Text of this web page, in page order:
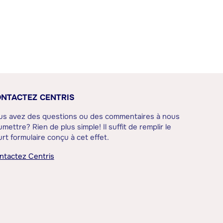
CENTRIS
avez des questions ou des commentaires à nous
Rien de plus simple! Il suffit de remplir le
formulaire conçu à cet effet.
Centris